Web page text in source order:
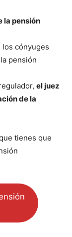
la pensión
cónyuges
pensión
el juez
de la
tienes que